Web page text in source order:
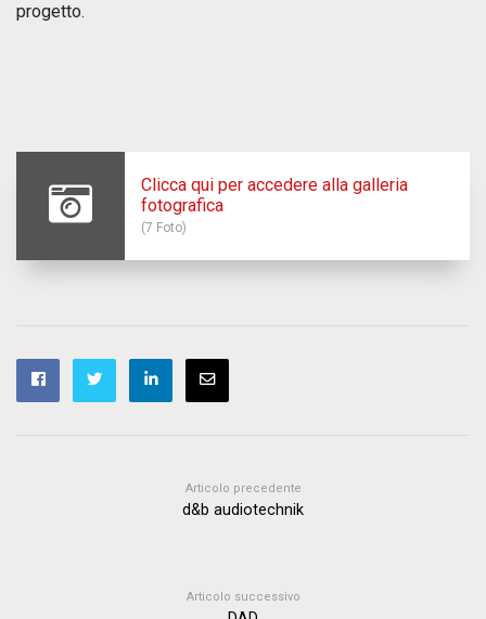
progetto.
Clicca qui per accedere alla galleria
fotografica
(7 Foto)
Articolo precedente
d&b audiotechnik
Articolo successivo